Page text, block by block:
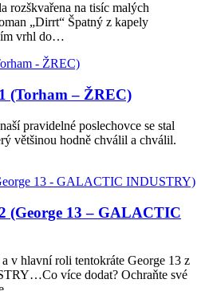
rozškvařena na tisíc malých
„Dirrt“ Špatný z kapely
vrhl do…
(Torham – ŽREC)
pravidelné poslechovce se stal
většinou hodně chválil a chválil.
(George 13 – GALACTIC
v hlavní roli tentokráte George 13 z
více dodat? Ochraňte své